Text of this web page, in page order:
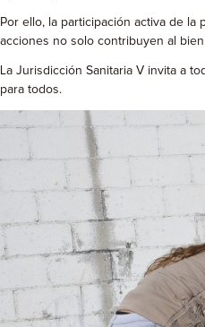
Por ello, la participación activa de
acciones no solo contribuyen al
La Jurisdicción Sanitaria V invita a
para todos.